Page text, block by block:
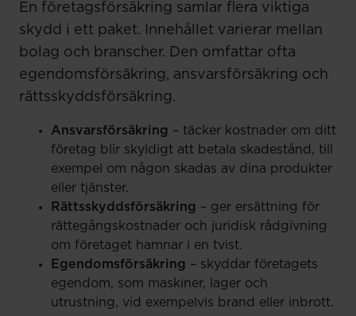
En företagsförsäkring samlar flera viktiga
skydd i ett paket. Innehållet varierar mellan
bolag och branscher. Den omfattar ofta
egendomsförsäkring, ansvarsförsäkring och
rättsskyddsförsäkring.
Ansvarsförsäkring – täcker kostnader om ditt
företag blir skyldigt att betala skadestånd, till
exempel om någon skadas av dina produkter
eller tjänster.
Rättsskyddsförsäkring – ger ersättning för
rättegångskostnader och juridisk rådgivning
om företaget hamnar i en tvist.
Egendomsförsäkring – skyddar företagets
egendom, som maskiner, lager och
utrustning, vid exempelvis brand eller inbrott.